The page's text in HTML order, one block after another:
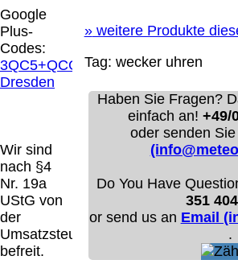
Google
Plus-
Codes:
3QC5+QCG
Dresden
Wir sind
nach §4
Nr. 19a
UStG von
der
Umsatzsteuer
befreit.
»weitere Produkte
Tag: weckeruhren
Haben Sie Fragen?
einfach an!+49/
oder senden
Do You Have
351
or send us an Email
.
Inhalten distanziert. Hiermit
uns ausdrücklich von allen
gelinkten Seiten auf unserer
machen uns diese Inhalte nicht zu
Diese Erklärung gilt für alle auf
Homepage angebrachten Links.
Die Europäische Kommission stellt
Plattform zur Online-
bereit. Die Plattform finden Sie unter
http://ec.europa.eu/consumers/odr/
Mailadresse lautet:
Seitenanfang
AGB
Datenschutz
Urheberrechte
Katalog (PDF)
große Anzeige